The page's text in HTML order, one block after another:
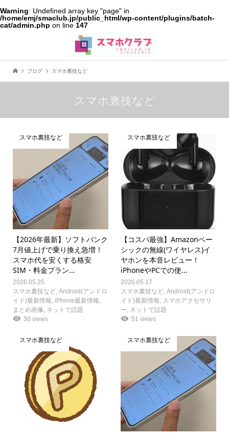
Warning: Undefined array key "page" in
/home/emj/smaclub.jp/public_html/wp-content/plugins/batch-
cat/admin.php on line 147
ブログ スマホ裏技など
スマホ裏技など
スマホ裏技など
【2026年最新】ソフトバンク
7月値上げで乗り換え急増！
スマホ代を安くする格安
SIM・料金プラン...
2026.05.25
スマホ裏技など, Android(アンドロ
イド)最新情報 iPhone最新情報
まとめ画像 ネットで話題
30 views
スマホ裏技など
【コスパ最強】Amazonベー
シックの無線(ワイヤレス)イ
ヤホンを本音レビュー！
iPhoneやPCでの使...
2026.05.17
スマホ裏技など ,Android(アンドロ
イド)最新情報
スマホアクセサリ
ー ネットで話題
51 views
スマホ裏技など スマホ裏技など